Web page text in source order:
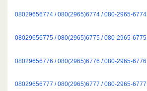
08029656774 / 080(2965)6774 / 080-2965-6774
08029656775 / 080(2965)6775 / 080-2965-6775
08029656776 / 080(2965)6776 / 080-2965-6776
08029656777 / 080(2965)6777 / 080-2965-6777